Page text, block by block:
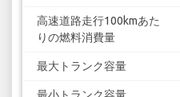
高速道路走行100kmあた
りの燃料消費量
最大トランク容量